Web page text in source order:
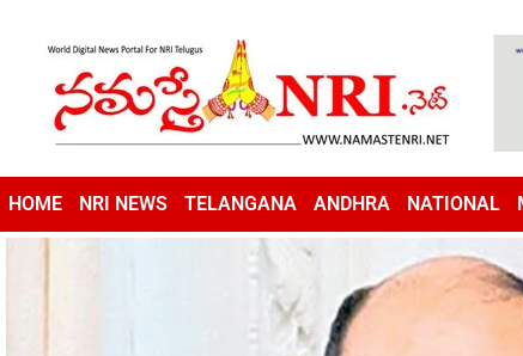
HOME NRI NEWS TELANGANA ANDHRA NATIONAL